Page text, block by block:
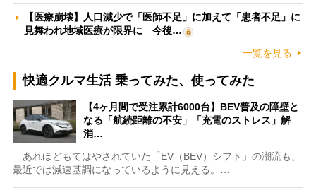
【医療崩壊】人口減少で「医師不足」に加えて「患者不足」に
見舞われ地域医療が限界に 今後…
一覧を見る
快適クルマ生活 乗ってみた、使ってみた
【4ヶ月間で受注累計6000台】BEV普及の障壁と
なる「航続距離の不安」「充電のストレス」解
消…
あれほどもてはやされていた「EV（BEV）シフト」の潮流も、
最近では減速基調になっているように見える。…